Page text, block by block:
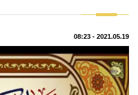
2021.05.19
-
08:23